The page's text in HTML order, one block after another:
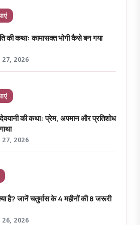
की कथा: कामासक्त भोगी कैसे बन गया
27, 2026
की कथा: प्रेम, अपमान और प्रतिशोध
27, 2026
है? जानें चतुर्मास के 4 महीनों की 8 जरूरी
26, 2026